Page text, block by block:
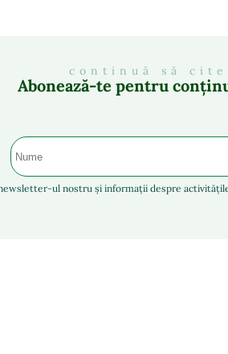
continuă să
Abonează-te pentru
ul nostru și informații despre